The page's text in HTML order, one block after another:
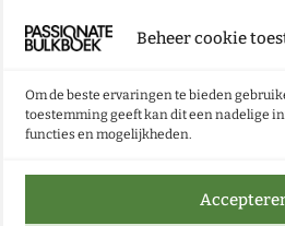
Beheer cookie
Om de beste ervaringen te bieden
toestemming geeft kan dit een nadelige
functies en mogelijkheden.